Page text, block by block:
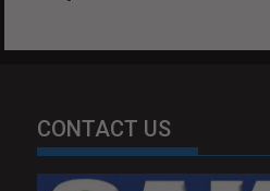
CONTACT US